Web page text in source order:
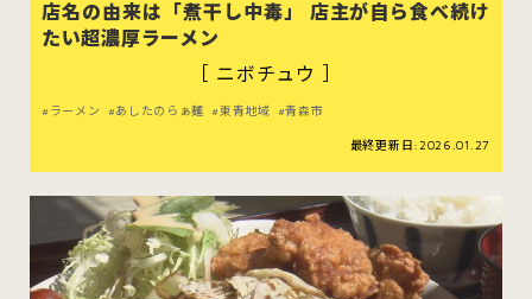
店名の由来は「煮干し中毒」 店主が自ら食べ続け
たい超濃厚ラーメン
［ ニボチュウ ］
ラーメン あしたのらぁ麺 東青地域 青森市
最終更新日:2026.01.27